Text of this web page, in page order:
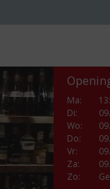
Ma:
Di:
Wo:
Do:
Vr:
Za:
Zo: